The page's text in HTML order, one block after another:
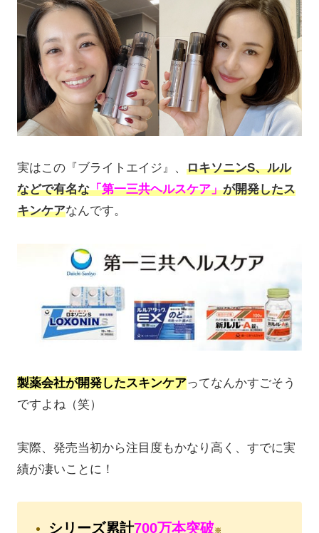
実はこの『ブライトエイジ』、 ロキソニンS、ルル
などで有名な「第一三共ヘルスケア」が開発したス
キンケアなんです。
製薬会社が開発したスキンケアってなんかすごそう
ですよね（笑）
実際、発売当初から注目度もかなり高く、すでに実
績が凄いことに！
シリーズ累計700万本突破※